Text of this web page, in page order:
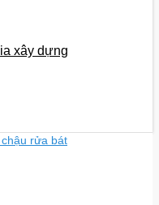
xây dựng
chậu rửa bát